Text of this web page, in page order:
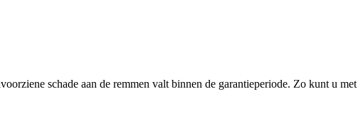
schade aan de remmen valt binnen de garantieperiode. Zo kunt u met